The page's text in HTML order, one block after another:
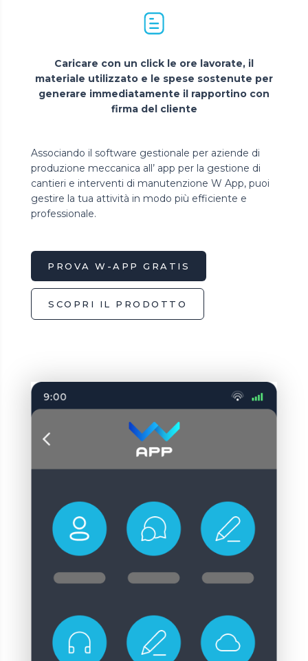
Caricare con un click le ore lavorate, il
materiale utilizzato e le spese sostenute per
generare immediatamente il rapportino con
firma del cliente
Associando il software gestionale per aziende di
produzione meccanica all’ app per la gestione di
cantieri e interventi di manutenzione W App, puoi
gestire la tua attività in modo più efficiente e
professionale.
PROVA W-APP GRATIS
SCOPRI IL PRODOTTO